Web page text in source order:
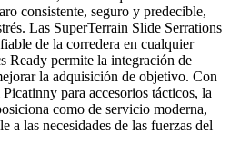
consistente, seguro y predecible,
Las SuperTerrain Slide Serrations
de la corredera en cualquier
Ready permite la integración de
la adquisición de objetivo. Con
para accesorios tácticos, la
como de servicio moderna,
a las necesidades de las fuerzas del